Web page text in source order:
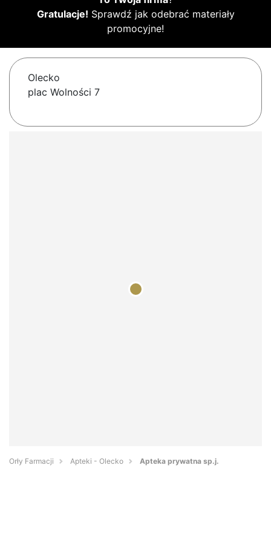
Gratulacje! Sprawdź jak odebrać materiały
promocyjne!
Olecko
plac Wolności 7
Orły Farmacji Apteki - Olecko Apteka prywatna sp.j.